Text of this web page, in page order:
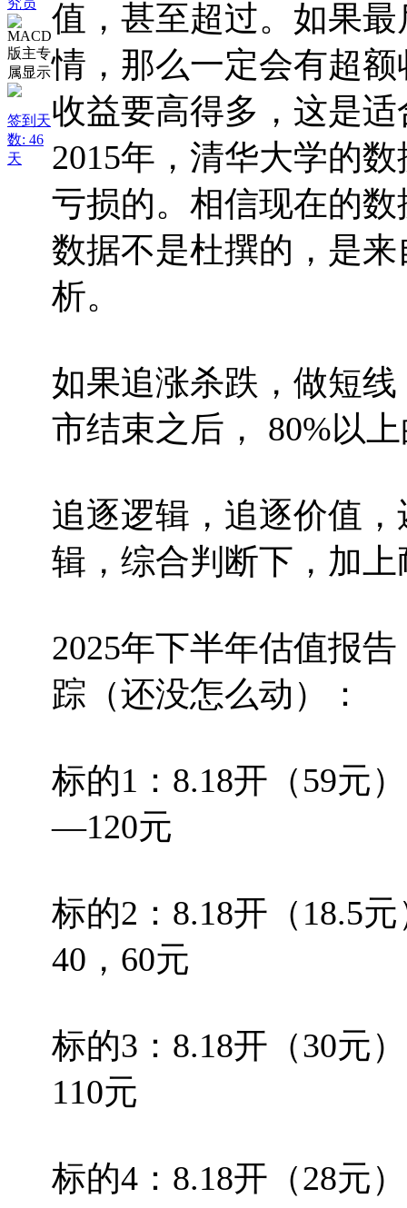
签到天
数: 46
天
值，甚至超过。如果
情，那么一定会有超
收益要高得多，这是
2015年，清华大学的
亏损的。相信现在的
数据不是杜撰的，是
析。
如果追涨杀跌，做短
市结束之后， 80%以
追逐逻辑，追逐价值
辑，综合判断下，加
2025年下半年估值报
踪（还没怎么动）：
标的1：8.18开（59元
—120元
标的2：8.18开（18.5
40，60元
标的3：8.18开（30元
110元
标的4：8.18开（28元